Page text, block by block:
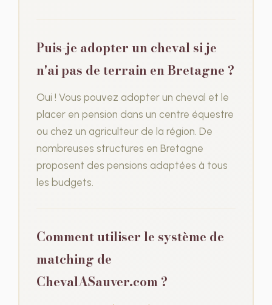
Puis-je adopter un cheval si je
n'ai pas de terrain en Bretagne ?
Oui ! Vous pouvez adopter un cheval et le
placer en pension dans un centre équestre
ou chez un agriculteur de la région. De
nombreuses structures en Bretagne
proposent des pensions adaptées à tous
les budgets.
Comment utiliser le système de
matching de
ChevalASauver.com ?